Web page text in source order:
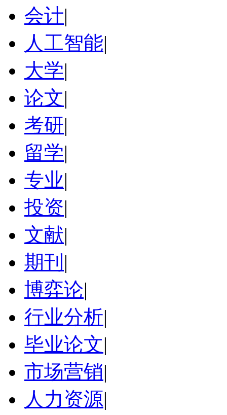
会计|
人工智能|
大学|
论文|
考研|
留学|
专业|
投资|
文献|
期刊 |
博弈论|
行业分析|
毕业论文|
市场营销|
人力资源|